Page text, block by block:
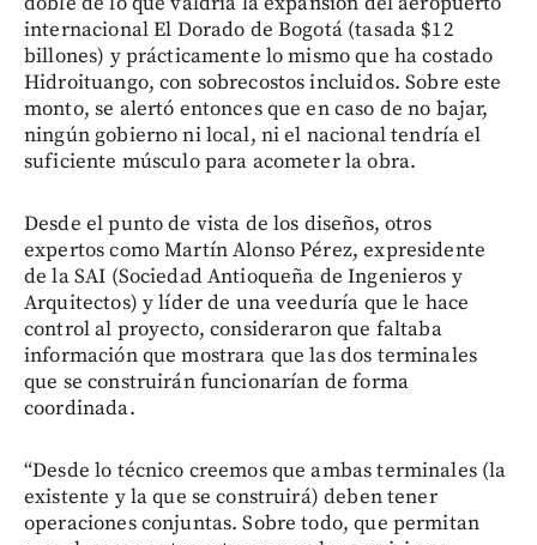
internacional El Dorado de Bogotá (tasada $12
billones) y prácticamente lo mismo que ha costado
Hidroituango, con sobrecostos incluidos. Sobre este
monto, se alertó entonces que en caso de no bajar,
ningún gobierno ni local, ni el nacional tendría el
suficiente músculo para acometer la obra.
Desde el punto de vista de los diseños, otros
expertos como Martín Alonso Pérez, expresidente
de la SAI (Sociedad Antioqueña de Ingenieros y
Arquitectos) y líder de una veeduría que le hace
control al proyecto, consideraron que faltaba
información que mostrara que las dos terminales
que se construirán funcionarían de forma
coordinada.
“Desde lo técnico creemos que ambas terminales (la
existente y la que se construirá) deben tener
operaciones conjuntas. Sobre todo, que permitan